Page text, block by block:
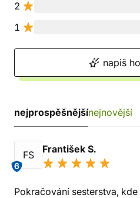
2
1
napiš
nejprospěšnějšínejnovější
FS
6
František S.
Pokračování sesterstva,